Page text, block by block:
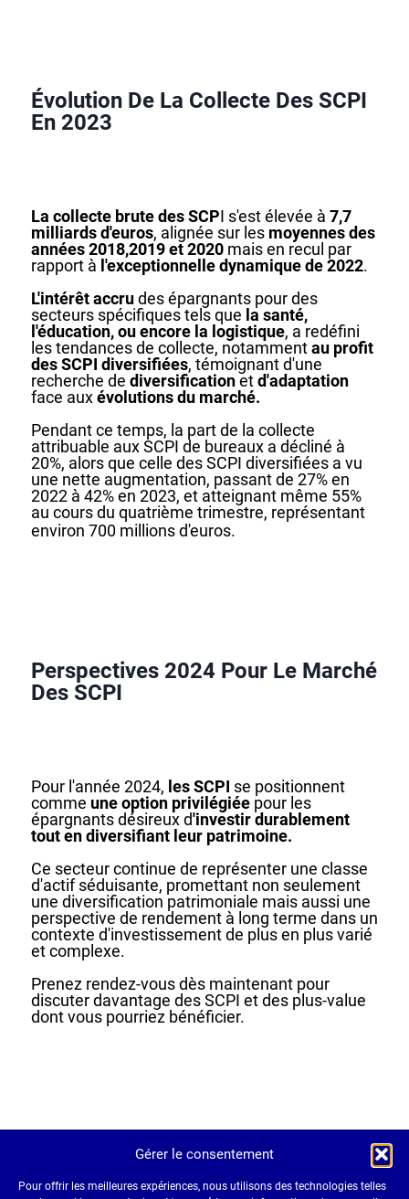
Gérer le consentement
Pour offrir les meilleures expériences, nous utilisons des technologies telles
Évolution De La Collecte Des SCPI
En 2023
La collecte brute des SCPI s'est élevée à 7,7
milliards d'euros, alignée sur les moyennes des
années 2018,2019 et 2020 mais en recul par
rapport à l'exceptionnelle dynamique de 2022.
L'intérêt accrudes épargnants pour des
secteurs spécifiques tels que la santé,
l'éducation, ou encore la logistique, a redéfini
les tendances de collecte, notammentau profit
des SCPI diversifiées, témoignant d'une
recherche de diversificationetd'adaptation
face auxévolutions du marché.
Pendant ce temps, la part de la collecte
attribuable aux SCPI de bureaux a décliné à
20%, alors que celle des SCPI diversifiées a vu
une nette augmentation, passant de 27% en
2022 à 42% en 2023, et atteignant même 55%
au cours du quatrième trimestre, représentant
environ 700 millions d'euros.
Perspectives 2024 Pour Le Marché
Des SCPI
Pour l'année 2024, les SCPI se positionnent
comme une option privilégiée pour les
épargnants désireux d'investir durablement
tout en diversifiant leur patrimoine.
Ce secteur continue de représenter une classe
d'actif séduisante, promettant non seulement
une diversification patrimoniale mais aussi une
perspective de rendement à long terme dans un
contexte d'investissement de plus en plus varié
et complexe.
Prenez rendez-vous dès maintenant pour
discuter davantage des SCPI et des plus-value
dont vous pourriez bénéficier.